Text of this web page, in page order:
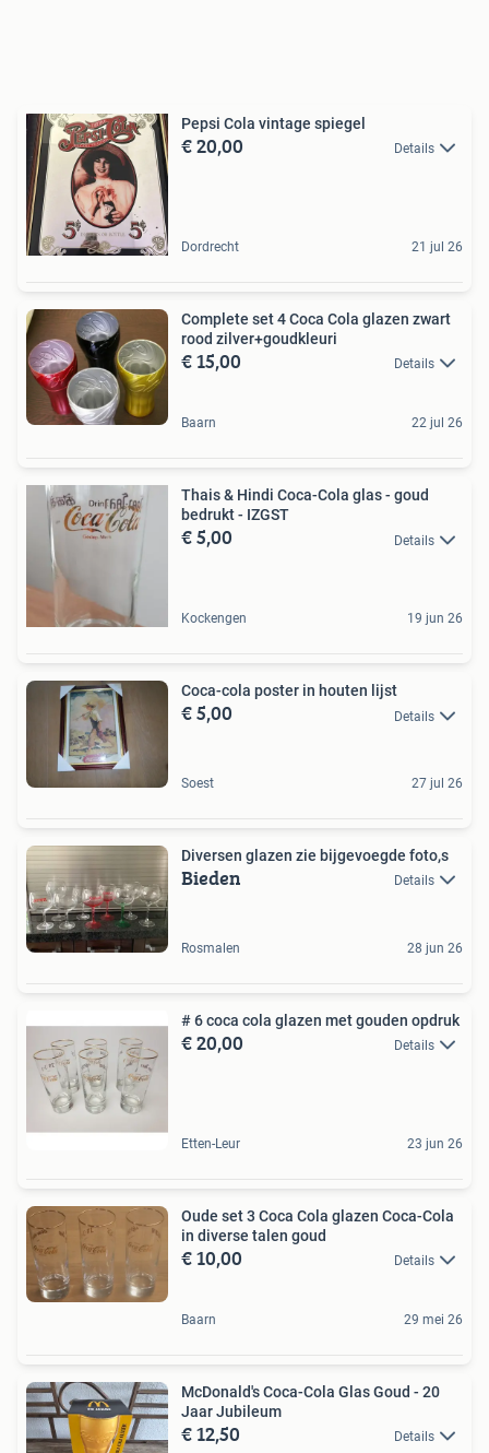
Pepsi Cola vintage spiegel
€ 20,00 Details
Dordrecht 21 jul 26
Complete set 4 Coca Cola glazen zwart
rood zilver+goudkleuri
€ 15,00 Details
Baarn 22 jul 26
Thais & Hindi Coca-Cola glas - goud
bedrukt - IZGST
€ 5,00 Details
Kockengen 19 jun 26
Coca-cola poster in houten lijst
€ 5,00 Details
Soest 27 jul 26
Diversen glazen zie bijgevoegde foto,s
Bieden Details
Rosmalen 28 jun 26
# 6 coca cola glazen met gouden opdruk
€ 20,00 Details
Etten-Leur 23 jun 26
Oude set 3 Coca Cola glazen Coca-Cola
in diverse talen goud
€ 10,00 Details
Baarn 29 mei 26
McDonald's Coca-Cola Glas Goud - 20
Jaar Jubileum
€ 12,50 Details